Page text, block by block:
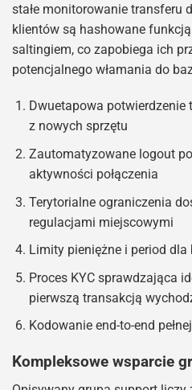
stałe monitorowanie transferu
klientów są hashowane
saltingiem, co zapobiega ich
potencjalnego włamania do
Dwuetapowa
z nowych sprzętu
Zautomatyzowane logout
aktywności połączenia
Terytorialne ograniczenia
regulacjami miejscowymi
Limity pieniężne i period
Proces KYC sprawdzająca
pierwszą transakcją
Kodowanie end-to-end
Kompleksowe wsparcie